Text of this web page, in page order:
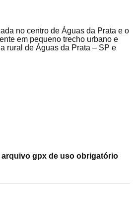
no centro de Águas da Prata e o
em pequeno trecho urbano e
rural de Águas da Prata – SP e
gpx de uso obrigatório